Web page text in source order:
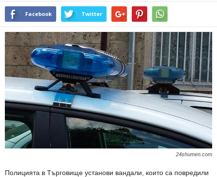
Facebook Twitter
24shumen.com
Полицията в Търговище установи вандали, които са повредили